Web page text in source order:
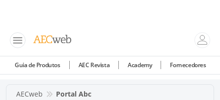
Guia de Produtos AEC Revista Academy Fornecedores
AECweb Portal Abc